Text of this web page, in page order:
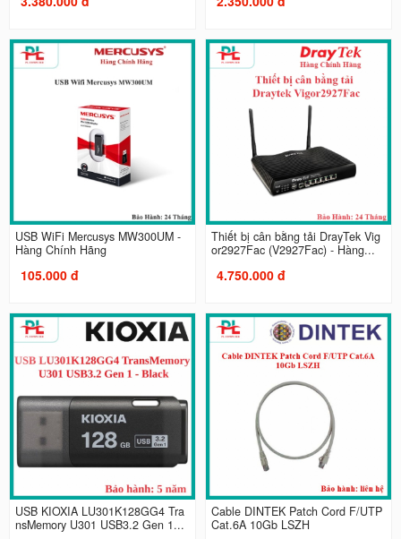
USB WiFi Mercusys MW300UM -
Hàng Chính Hãng
105.000 đ
Thiết bị cân bằng tải DrayTek Vig
or2927Fac (V2927Fac) - Hàng...
4.750.000 đ
USB KIOXIA LU301K128GG4 Tra
nsMemory U301 USB3.2 Gen 1...
Cable DINTEK Patch Cord F/UTP
Cat.6A 10Gb LSZH